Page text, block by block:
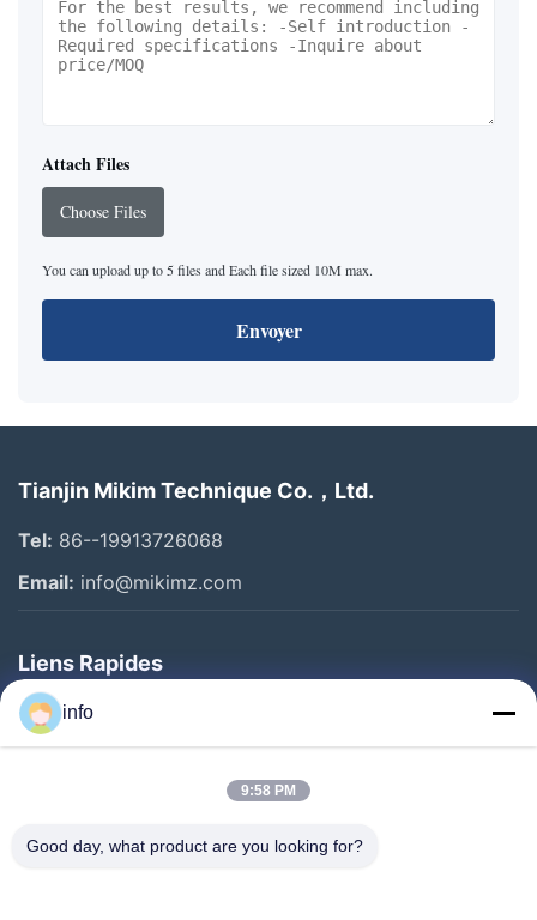
Attach Files
Choose Files
You can upload up to 5 files and Each file sized 10M max.
Envoyer
Tianjin Mikim Technique Co.，Ltd.
Tel: 86--19913726068
Email: info@mikimz.com
Liens Rapides
Accueil
Produits
Spectacle De Réalité Virtuelle
À Propos De Nous
info
9:58 PM
Good day, what product are you looking for?